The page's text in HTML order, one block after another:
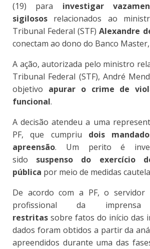
(19) para investigar
sigilosos relacionados ao
Tribunal Federal (STF)Alexandre
conectam ao dono do Banco Master,
A ação, autorizada pelo ministro
Tribunal Federal (STF), André
objetivo apurar o crime de
funcional.
A decisão atendeu a uma
PF, que cumpriu dois
apreensão. Um perito é
sido suspenso do exercício
pública por meio de medidas
De acordo com a PF, o servidor
profissional da
restritas sobre fatos do início das
dados foram obtidos a partir da
apreendidos durante uma das